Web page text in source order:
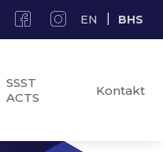
EN BHS
SSST
ACTS
Kontakt